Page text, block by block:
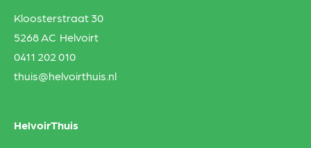
Kloosterstraat 30
5268 AC Helvoirt
0411 202 010
thuis@helvoirthuis.nl
HelvoirThuis